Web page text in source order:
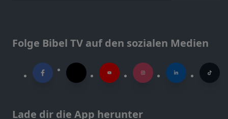
Folge Bibel TV auf den sozialen Medien
Lade dir die App herunter